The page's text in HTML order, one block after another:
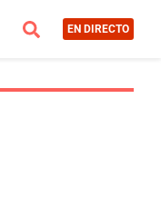
EN DIRECTO